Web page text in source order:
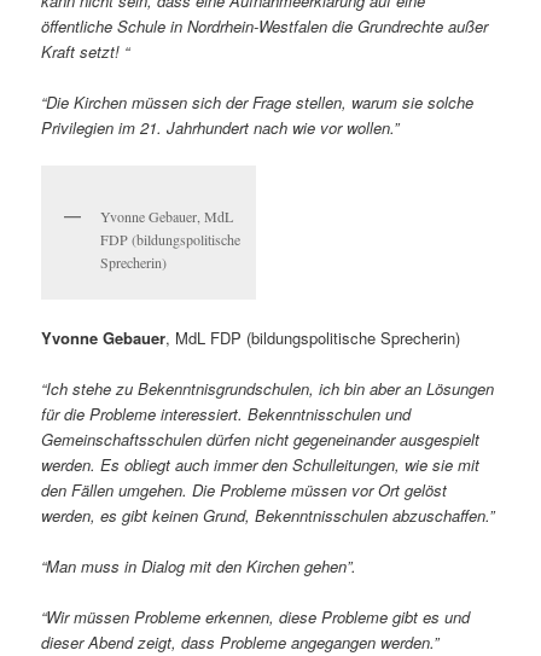
öffentliche Schule in Nordrhein-Westfalen die Grundrechte außer
Kraft setzt! “
“Die Kirchen müssen sich der Frage stellen, warum sie solche
Privilegien im 21. Jahrhundert nach wie vor wollen.”
Yvonne Gebauer, MdL
FDP (bildungspolitische
Sprecherin)
Yvonne Gebauer, MdL FDP (bildungspolitische Sprecherin)
“Ich stehe zu Bekenntnisgrundschulen, ich bin aber an Lösungen
für die Probleme interessiert. Bekenntnisschulen und
Gemeinschaftsschulen dürfen nicht gegeneinander ausgespielt
werden. Es obliegt auch immer den Schulleitungen, wie sie mit
den Fällen umgehen. Die Probleme müssen vor Ort gelöst
werden, es gibt keinen Grund, Bekenntnisschulen abzuschaffen.”
“Man muss in Dialog mit den Kirchen gehen”.
“Wir müssen Probleme erkennen, diese Probleme gibt es und
dieser Abend zeigt, dass Probleme angegangen werden.”